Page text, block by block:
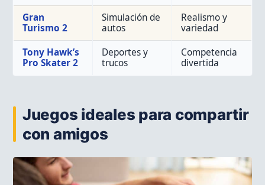
Gran
Turismo 2
Simulación de
autos
Realismo y
variedad
Tony Hawk’s
Pro Skater 2
Deportes y
trucos
Competencia
divertida
Juegos ideales para compartir
con amigos